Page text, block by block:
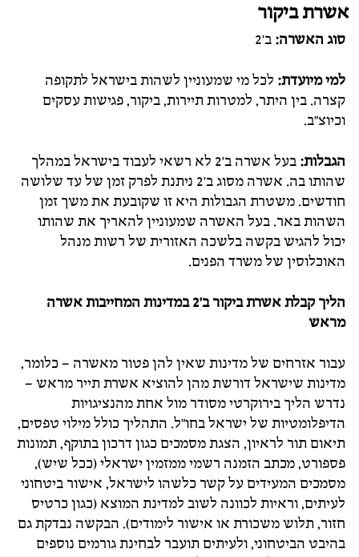
אשרת ביקור
סוג האשרה: ב'2
למי מיועדת: לכל מי שמעוניין לשהות בישראל לתקופה
קצרה. בין היתר, למטרות תיירות, ביקור, פגישות עסקים
וכיוצ"ב.
הגבלות:
בעל אשרה ב'2 לא רשאי לעבוד בישראל במהלך
שהותו בה. אשרה מסוג ב'2 ניתנת לפרק זמן של עד שלושה
חודשים. משטרת הגבולות היא זו שקובעת את משך זמן
השהות באר. בעל האשרה שמעוניין להאריך את שהותו
יכול להגיש בקשה בלשכה האזורית של רשות מנהל
האוכלוסין של משרד הפנים.
הליך קבלת אשרת ביקור ב'2 במדינות המחייבות אשרה
מראש
עבור אזרחים של מדינות שאין להן פטור מאשרה – כלומר,
מדינות שישראל דורשת מהן להוציא אשרת תייר מראש –
נדרש הליך בירוקרטי מסודר מול אחת מהנציגויות
הדיפלומטיות של ישראל בחו"ל. התהליך כולל מילוי טפסים,
תיאום תור לראיון, הצגת מסמכים כגון דרכון בתוקף, תמונות
פספורט, מכתב הזמנה רשמי ממזמין ישראלי (ככל שיש),
מסמכים המעידים על קשר כלשהו לישראל, אישור ביטחוני
לעיתים, וראיות לכוונה לשוב למדינת המוצא (כגון כרטיס
חזור, תלוש משכורת או אישור לימודים). הבקשה נבדקת גם
בהיבט הביטחוני, ולעיתים תועבר לבחינת גורמים נוספים